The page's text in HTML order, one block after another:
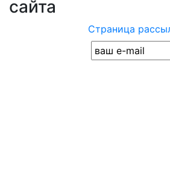
сайта
Страница